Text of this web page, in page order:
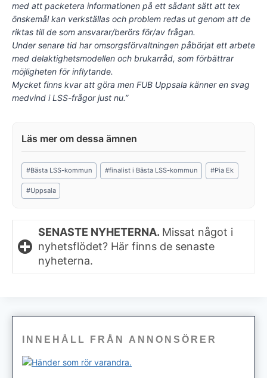
med att packetera informationen på ett sådant sätt att tex
önskemål kan verkställas och problem redas ut genom att de
riktas till de som ansvarar/berörs för/av frågan.
Under senare tid har omsorgsförvaltningen påbörjat ett arbete
med delaktighetsmodellen och brukarråd, som förbättrar
möjligheten för inflytande.
Mycket finns kvar att göra men FUB Uppsala känner en svag
medvind i LSS-frågor just nu.”
Post
Tags:
#Bästa LSS-kommun #finalist i Bästa LSS-kommun #Pia Ek
#Uppsala
SENASTE NYHETERNA. Missat något i
nyhetsflödet? Här finns de senaste
nyheterna.
INNEHÅLL FRÅN ANNONSÖRER